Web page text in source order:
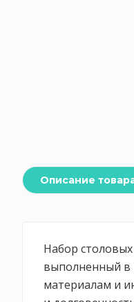
Описание
Набор
выполненный в
материалам и